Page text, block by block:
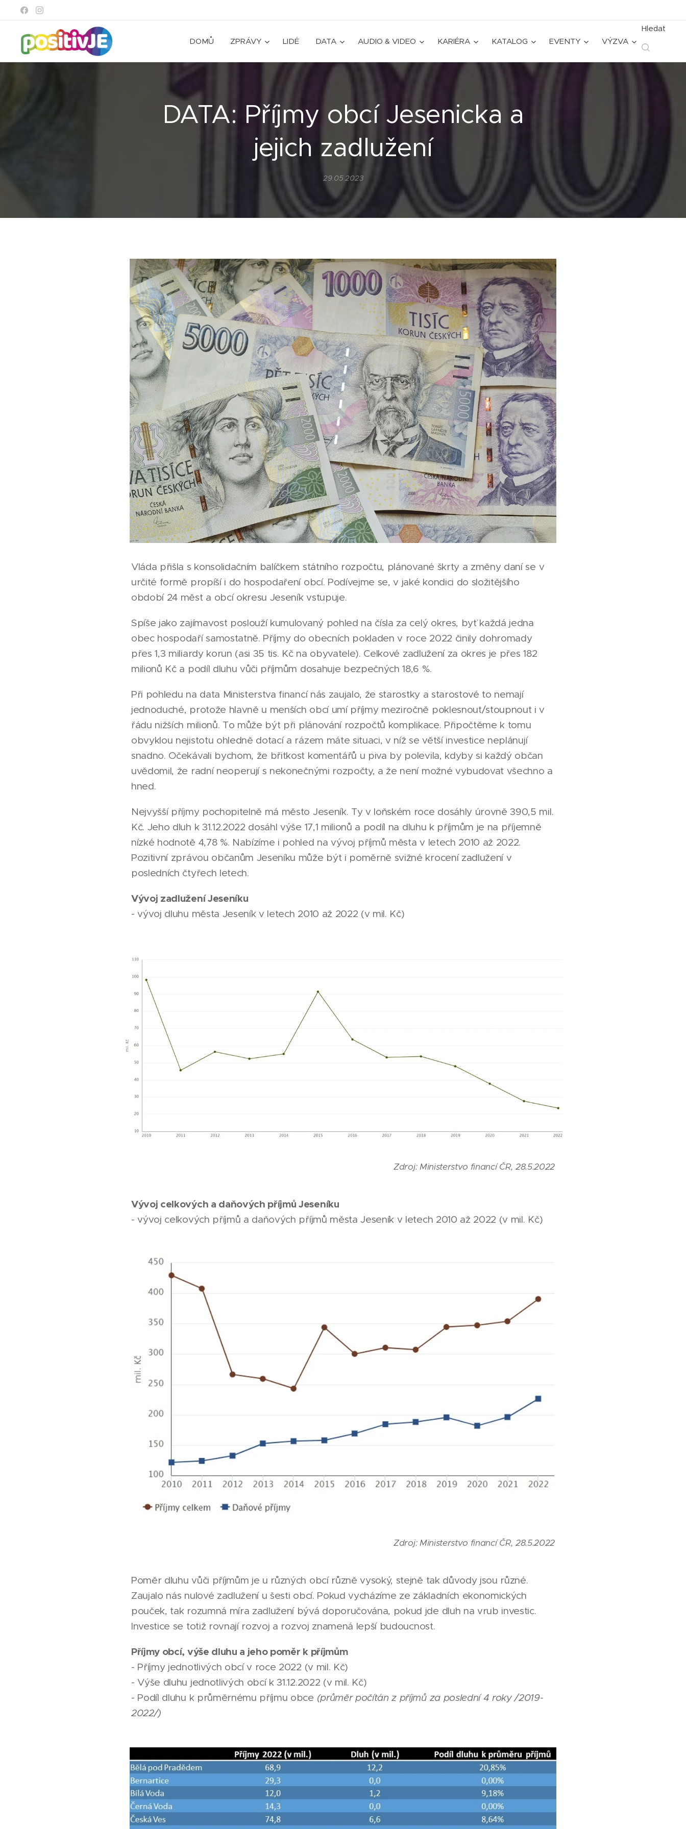
DOMŮ ZPRÁVY LIDÉ DATA AUDIO & VIDEO KARIÉRA KATALOG EVENTY VÝZVA
Hledat
DATA: Příjmy obcí Jesenicka a
jejich zadlužení
29.05.2023
Vláda přišla s konsolidačním balíčkem státního rozpočtu, plánované škrty a změny daní se v
určité formě propíší i do hospodaření obcí. Podívejme se, v jaké kondici do složitějšího
období 24 měst a obcí okresu Jeseník vstupuje.
Spíše jako zajímavost poslouží kumulovaný pohled na čísla za celý okres, byť každá jedna
obec hospodaří samostatně. Příjmy do obecních pokladen v roce 2022 činily dohromady
přes 1,3 miliardy korun (asi 35 tis. Kč na obyvatele). Celkové zadlužení za okres je přes 182
milionů Kč a podíl dluhu vůči příjmům dosahuje bezpečných 18,6 %.
Při pohledu na data Ministerstva financí nás zaujalo, že starostky a starostové to nemají
jednoduché, protože hlavně u menších obcí umí příjmy meziročně poklesnout/stoupnout i v
řádu nižších milionů. To může být při plánování rozpočtů komplikace. Připočtěme k tomu
obvyklou nejistotu ohledně dotací a rázem máte situaci, v níž se větší investice neplánují
snadno. Očekávali bychom, že břitkost komentářů u piva by polevila, kdyby si každý občan
uvědomil, že radní neoperují s nekonečnými rozpočty, a že není možné vybudovat všechno a
hned.
Nejvyšší příjmy pochopitelně má město Jeseník. Ty v loňském roce dosáhly úrovně 390,5 mil.
Kč. Jeho dluh k 31.12.2022 dosáhl výše 17,1 milionů a podíl na dluhu k příjmům je na příjemně
nízké hodnotě 4,78 %. Nabízíme i pohled na vývoj příjmů města v letech 2010 až 2022.
Pozitivní zprávou občanům Jeseníku může být i poměrně svižné krocení zadlužení v
posledních čtyřech letech.
Vývoj zadlužení Jeseníku
- vývoj dluhu města Jeseník v letech 2010 až 2022 (v mil. Kč)
Zdroj: Ministerstvo financí ČR, 28.5.2022
Vývoj celkových a daňových příjmů Jeseníku
- vývoj celkových příjmů a daňových příjmů města Jeseník v letech 2010 až 2022 (v mil. Kč)
Zdroj: Ministerstvo financí ČR, 28.5.2022
Poměr dluhu vůči příjmům je u různých obcí různě vysoký, stejně tak důvody jsou různé.
Zaujalo nás nulové zadlužení u šesti obcí. Pokud vycházíme ze základních ekonomických
pouček, tak rozumná míra zadlužení bývá doporučována, pokud jde dluh na vrub investic.
Investice se totiž rovnají rozvoj a rozvoj znamená lepší budoucnost.
Příjmy obcí, výše dluhu a jeho poměr k příjmům
- Příjmy jednotlivých obcí v roce 2022 (v mil. Kč)
- Výše dluhu jednotlivých obcí k 31.12.2022 (v mil. Kč)
- Podíl dluhu k průměrnému příjmu obce (průměr počítán z příjmů za poslední 4 roky /2019-
2022/)